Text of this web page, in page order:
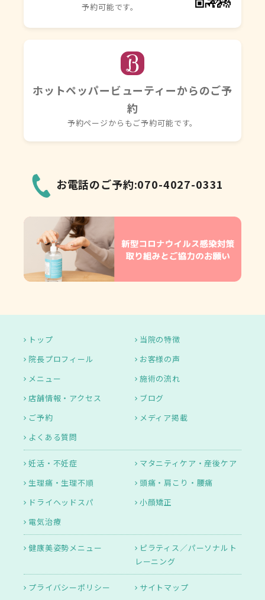
予約可能です。
ホットペッパービューティーからのご予
約
予約ページからもご予約可能です。
お電話のご予約:070-4027-0331
トップ
当院の特徴
院長プロフィール
お客様の声
メニュー
施術の流れ
店舗情報・アクセス
ブログ
ご予約
メディア掲載
よくある質問
妊活・不妊症
マタニティケア・産後ケア
生理痛・生理不順
頭痛・肩こり・腰痛
ドライヘッドスパ
小顔矯正
電気治療
健康美姿勢メニュー
ピラティス／パーソナルト
レーニング
プライバシーポリシー サイトマップ